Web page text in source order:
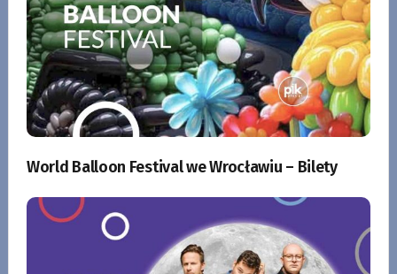
World Balloon Festival we Wrocławiu – Bilety